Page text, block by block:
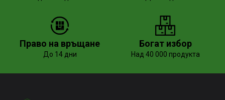
Право на връщане
До 14 дни
Богат избор
Над 40 000 продукта